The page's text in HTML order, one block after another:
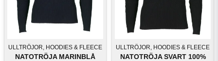
ULLTRÖJOR, HOODIES & FLEECE
NATOTRÖJA MARINBLÅ
ULLTRÖJOR, HOODIES & FLEECE
NATOTRÖJA SVART 100%